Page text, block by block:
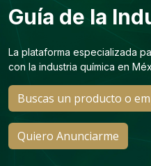
Guía de la
La plataforma especializada
con la industria química en
Buscas un producto o
Quiero Anunciarme